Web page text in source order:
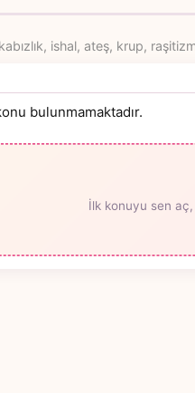
ishal, ateş, krup,
bulunmamaktadır.
İlk konuyu sen